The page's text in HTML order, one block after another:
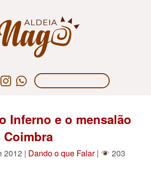
Inferno e o mensalão
Coimbra
2012 | Dando o que Falar|
203